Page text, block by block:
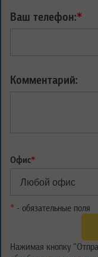
Ваш телефон:*
Комментарий:
Офис*
* - обязательные поля
Нажимая кнопку